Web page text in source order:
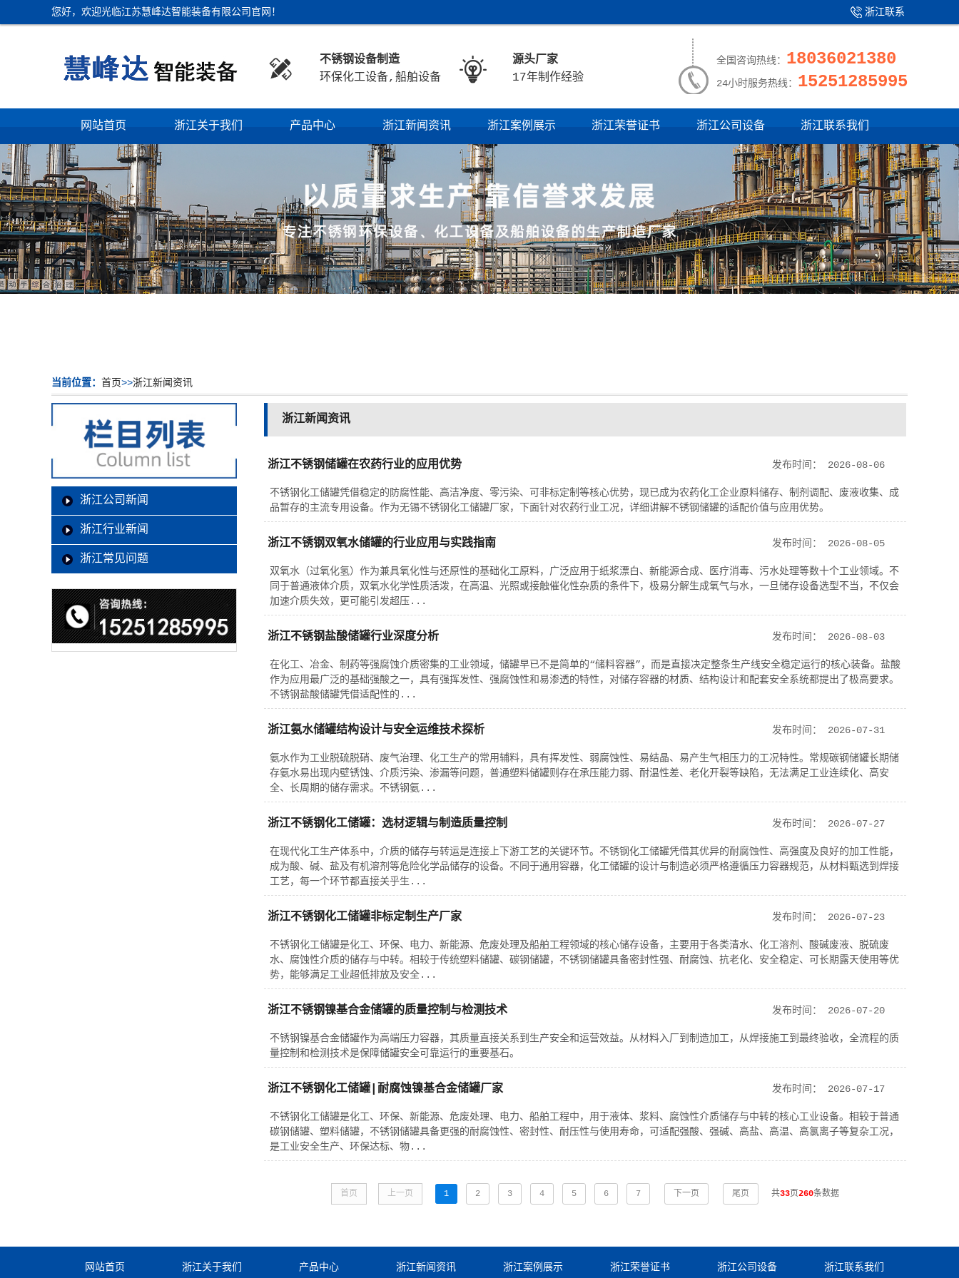
您好，欢迎光临江苏慧峰达智能装备有限公司官网！ 浙江联系

不锈钢设备制造
环保化工设备,船舶设备

源头厂家
17年制作经验
全国咨询热线： 18036021380
24小时服务热线： 15251285995
网站首页 浙江关于我们 产品中心 浙江新闻资讯 浙江案例展示 浙江荣誉证书 浙江公司设备 浙江联系我们
当前位置： 首页>>浙江新闻资讯
浙江公司新闻
浙江行业新闻
浙江常见问题
浙江新闻资讯
发布时间： 2026-08-06
浙江不锈钢储罐在农药行业的应用优势
不锈钢化工储罐凭借稳定的防腐性能、高洁净度、零污染、可非标定制等核心优势，现已成为农药化工企业原料储存、制剂调配、废液收集、成
品暂存的主流专用设备。作为无锡不锈钢化工储罐厂家，下面针对农药行业工况，详细讲解不锈钢储罐的适配价值与应用优势。
发布时间： 2026-08-05
浙江不锈钢双氧水储罐的行业应用与实践指南
双氧水（过氧化氢）作为兼具氧化性与还原性的基础化工原料，广泛应用于纸浆漂白、新能源合成、医疗消毒、污水处理等数十个工业领域。不
同于普通液体介质，双氧水化学性质活泼，在高温、光照或接触催化性杂质的条件下，极易分解生成氧气与水，一旦储存设备选型不当，不仅会
加速介质失效，更可能引发超压...
发布时间： 2026-08-03
浙江不锈钢盐酸储罐行业深度分析
在化工、冶金、制药等强腐蚀介质密集的工业领域，储罐早已不是简单的“储料容器”，而是直接决定整条生产线安全稳定运行的核心装备。盐酸
作为应用最广泛的基础强酸之一，具有强挥发性、强腐蚀性和易渗透的特性，对储存容器的材质、结构设计和配套安全系统都提出了极高要求。
不锈钢盐酸储罐凭借适配性的...
发布时间： 2026-07-31
浙江氨水储罐结构设计与安全运维技术探析
氨水作为工业脱硫脱硝、废气治理、化工生产的常用辅料，具有挥发性、弱腐蚀性、易结晶、易产生气相压力的工况特性。常规碳钢储罐长期储
存氨水易出现内壁锈蚀、介质污染、渗漏等问题，普通塑料储罐则存在承压能力弱、耐温性差、老化开裂等缺陷，无法满足工业连续化、高安
全、长周期的储存需求。不锈钢氨...
发布时间： 2026-07-27
浙江不锈钢化工储罐：选材逻辑与制造质量控制
在现代化工生产体系中，介质的储存与转运是连接上下游工艺的关键环节。不锈钢化工储罐凭借其优异的耐腐蚀性、高强度及良好的加工性能，
成为酸、碱、盐及有机溶剂等危险化学品储存的设备。不同于通用容器，化工储罐的设计与制造必须严格遵循压力容器规范，从材料甄选到焊接
工艺，每一个环节都直接关乎生...
发布时间： 2026-07-23
浙江不锈钢化工储罐非标定制生产厂家
不锈钢化工储罐是化工、环保、电力、新能源、危废处理及船舶工程领域的核心储存设备，主要用于各类清水、化工溶剂、酸碱废液、脱硫废
水、腐蚀性介质的储存与中转。相较于传统塑料储罐、碳钢储罐，不锈钢储罐具备密封性强、耐腐蚀、抗老化、安全稳定、可长期露天使用等优
势，能够满足工业超低排放及安全...
发布时间： 2026-07-20
浙江不锈钢镍基合金储罐的质量控制与检测技术
不锈钢镍基合金储罐作为高端压力容器，其质量直接关系到生产安全和运营效益。从材料入厂到制造加工，从焊接施工到最终验收，全流程的质
量控制和检测技术是保障储罐安全可靠运行的重要基石。
发布时间： 2026-07-17
浙江不锈钢化工储罐|耐腐蚀镍基合金储罐厂家
不锈钢化工储罐是化工、环保、新能源、危废处理、电力、船舶工程中，用于液体、浆料、腐蚀性介质储存与中转的核心工业设备。相较于普通
碳钢储罐、塑料储罐，不锈钢储罐具备更强的耐腐蚀性、密封性、耐压性与使用寿命，可适配强酸、强碱、高盐、高温、高氯离子等复杂工况，
是工业安全生产、环保达标、物...
首页 上一页 1 2 3 4 5 6 7 下一页 尾页 共33页260条数据
网站首页 浙江关于我们 产品中心 浙江新闻资讯 浙江案例展示 浙江荣誉证书 浙江公司设备 浙江联系我们